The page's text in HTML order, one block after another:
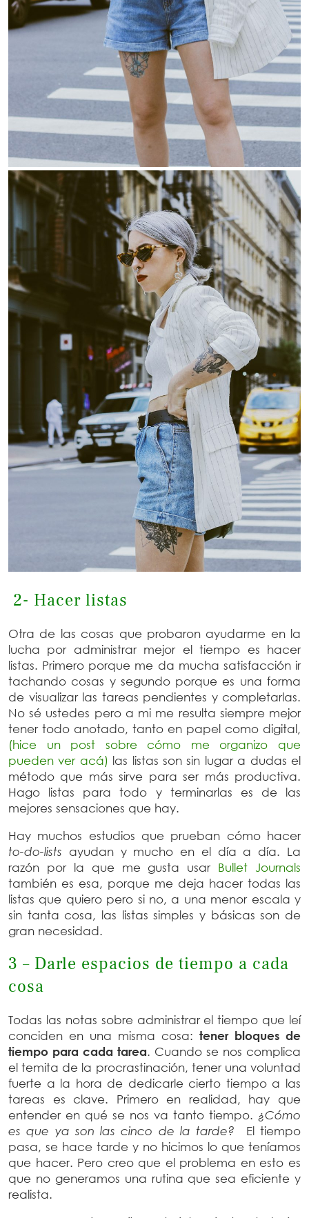
2- Hacer listas
Otra de las cosas que probaron ayudarme en la
lucha por administrar mejor el tiempo es hacer
listas. Primero porque me da mucha satisfacción ir
tachando cosas y segundo porque es una forma
de visualizar las tareas pendientes y completarlas.
No sé ustedes pero a mi me resulta siempre mejor
tener todo anotado, tanto en papel como digital,
(hice un post sobre cómo me organizo que
pueden ver acá) las listas son sin lugar a dudas el
método que más sirve para ser más productiva.
Hago listas para todo y terminarlas es de las
mejores sensaciones que hay.
Hay muchos estudios que prueban cómo hacer
to-do-lists ayudan y mucho en el día a día. La
razón por la que me gusta usar Bullet Journals
también es esa, porque me deja hacer todas las
listas que quiero pero si no, a una menor escala y
sin tanta cosa, las listas simples y básicas son de
gran necesidad.
3 – Darle espacios de tiempo a cada
cosa
Todas las notas sobre administrar el tiempo que leí
conciden en una misma cosa: tener bloques de
tiempo para cada tarea. Cuando se nos complica
el temita de la procrastinación, tener una voluntad
fuerte a la hora de dedicarle cierto tiempo a las
tareas es clave. Primero en realidad, hay que
entender en qué se nos va tanto tiempo. ¿Cómo
es que ya son las cinco de la tarde? El tiempo
pasa, se hace tarde y no hicimos lo que teníamos
que hacer. Pero creo que el problema en esto es
que no generamos una rutina que sea eficiente y
realista.